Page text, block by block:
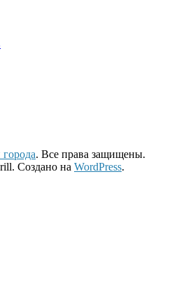
. Все права защищены.
Создано на WordPress.